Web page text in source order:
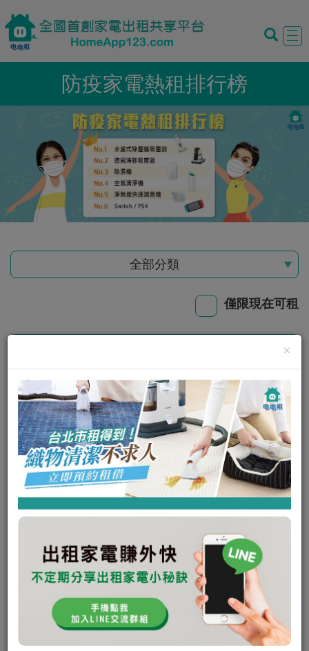
防疫家電熱租排行榜
全部分類
僅限現在可租
高壓織物清潔機(台北、板橋、永和、
新莊、蘆洲、三重)
可出租
瞭解更多 私訊電租公
×